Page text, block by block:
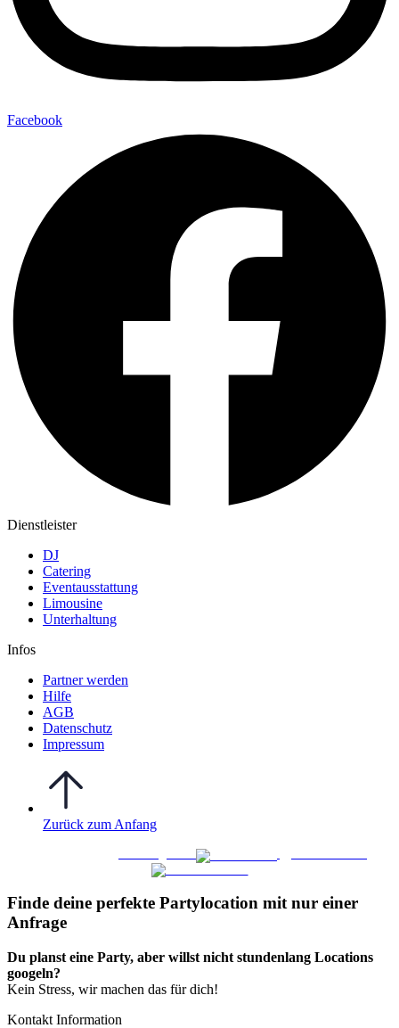
Facebook
Dienstleister
DJ
Catering
Eventausstattung
Limousine
Unterhaltung
Infos
Partner werden
Hilfe
AGB
Datenschutz
Impressum
Zurück zum Anfang
Finde deine perfekte Partylocation mit nur einer
Anfrage​
Du planst eine Party, aber willst nicht stundenlang Locations
googeln?
Kein Stress, wir machen das für dich!
Kontakt Information